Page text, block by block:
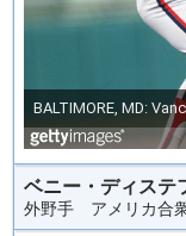
ベニー・ディステ
外野手 アメリカ合